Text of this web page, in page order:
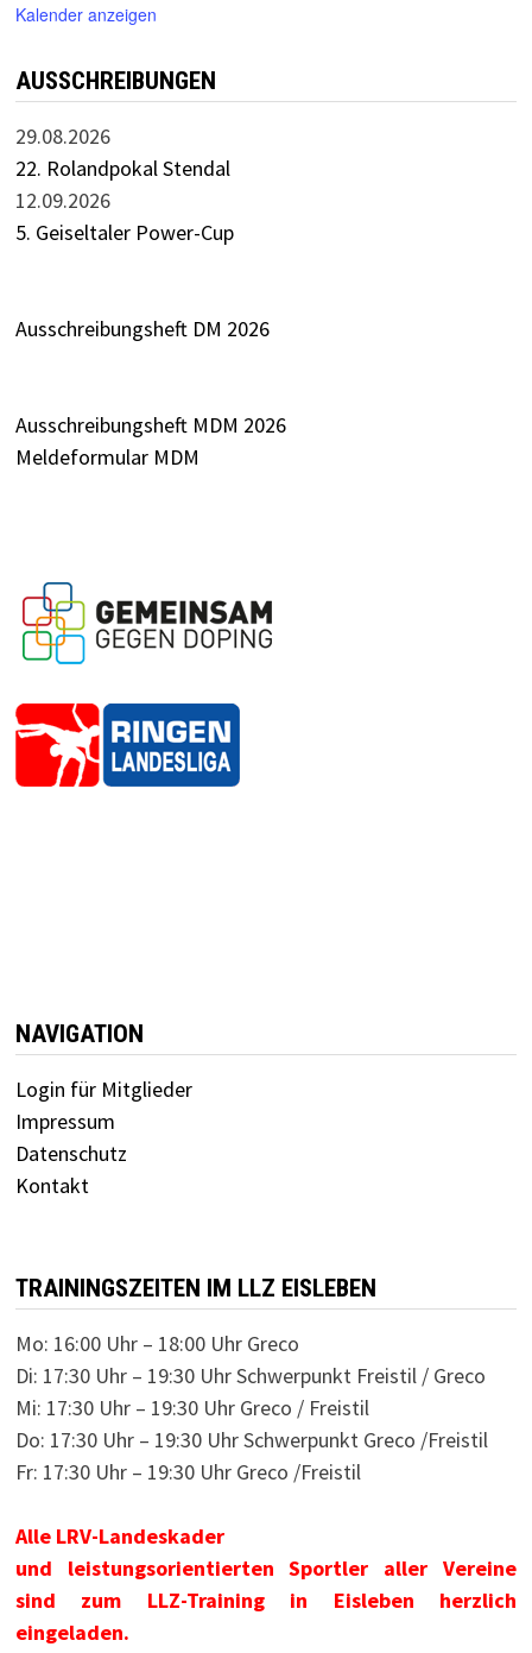
Kalender anzeigen
AUSSCHREIBUNGEN
29.08.2026
22. Rolandpokal Stendal
12.09.2026
5. Geiseltaler Power-Cup
Ausschreibungsheft DM 2026
Ausschreibungsheft MDM 2026
Meldeformular MDM
NAVIGATION
Login für Mitglieder
Impressum
Datenschutz
Kontakt
TRAININGSZEITEN IM LLZ EISLEBEN
Mo: 16:00 Uhr – 18:00 Uhr Greco
Di: 17:30 Uhr – 19:30 Uhr Schwerpunkt Freistil / Greco
Mi: 17:30 Uhr – 19:30 Uhr Greco / Freistil
Do: 17:30 Uhr – 19:30 Uhr Schwerpunkt Greco /Freistil
Fr: 17:30 Uhr – 19:30 Uhr Greco /Freistil
Alle LRV-Landeskader
und leistungsorientierten Sportler aller Vereine
sind zum LLZ-Training in Eisleben herzlich
eingeladen.